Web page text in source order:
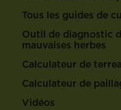
Tous les guides de
Outil de diagnostic
mauvaises herbes
Calculateur de
Calculateur de
Vidéos